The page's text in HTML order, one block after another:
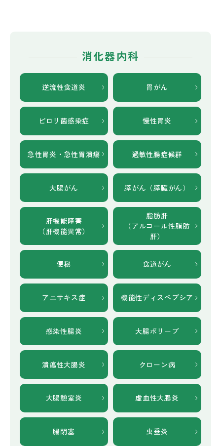
消化器内科
逆流性食道炎 胃がん
ピロリ菌感染症 慢性胃炎
急性胃炎・ 急性胃潰瘍 過敏性腸症候群
大腸がん 膵がん （膵臓がん）
肝機能障害
（肝機能異常）
脂肪肝
（アルコール性脂肪
肝）
便秘 食道がん
アニサキス症 機能性ディスペプシア
感染性腸炎 大腸ポリープ
潰瘍性大腸炎 クローン病
大腸憩室炎 虚血性大腸炎
腸閉塞 虫垂炎